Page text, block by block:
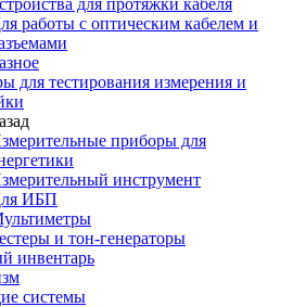
для протяжки кабеля
работы с оптическим кабелем и
для тестирования измерения и
приборы для
инструмент
ИБП
и тон-генераторы
инвентарь
системы